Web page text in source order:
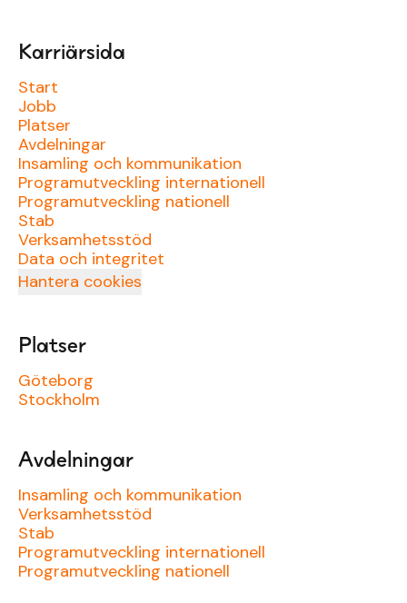
Karriärsida
Start
Jobb
Platser
Avdelningar
Insamling och kommunikation
Programutveckling internationell
Programutveckling nationell
Stab
Verksamhetsstöd
Data och integritet
Hantera cookies
Platser
Göteborg
Stockholm
Avdelningar
Insamling och kommunikation
Verksamhetsstöd
Stab
Programutveckling internationell
Programutveckling nationell